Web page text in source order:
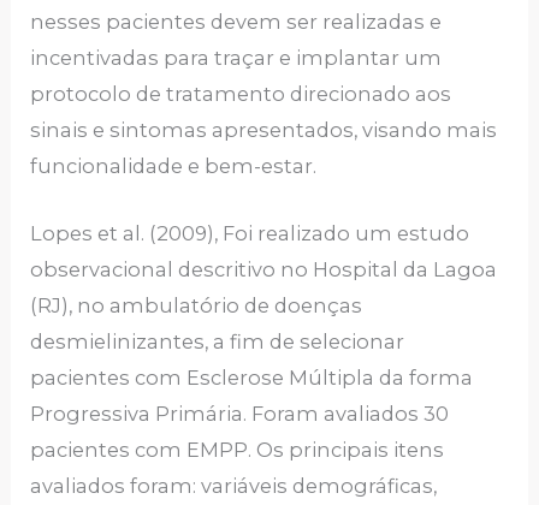
nesses pacientes devem ser realizadas e
incentivadas para traçar e implantar um
protocolo de tratamento direcionado aos
sinais e sintomas apresentados, visando mais
funcionalidade e bem-estar.
Lopes et al. (2009), Foi realizado um estudo
observacional descritivo no Hospital da Lagoa
(RJ), no ambulatório de doenças
desmielinizantes, a fim de selecionar
pacientes com Esclerose Múltipla da forma
Progressiva Primária. Foram avaliados 30
pacientes com EMPP. Os principais itens
avaliados foram: variáveis demográficas,